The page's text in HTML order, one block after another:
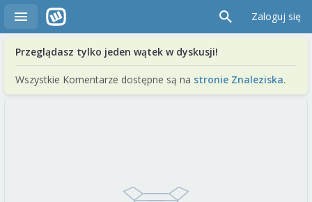
Zaloguj się
Przeglądasz tylko jeden wątek w dyskusji!
Wszystkie Komentarze dostępne są na stronie Znaleziska.